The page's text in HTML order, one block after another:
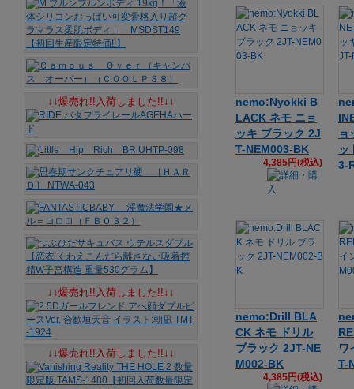
nemo:Nyokki B
LACK ネモ ニョ
ッキ ブラック 2J
T-NEM003-BK
4,385円(税込)
ョ
ッ
3-
nemo:Drill BLA
CK ネモ ドリル
ブラック 2JT-NE
M002-BK
4,385円(税込)
ワ
T-
↓↓爆売れ!!入荷しました!!↓↓
↓↓爆売れ!!入荷しました!!↓↓
↓↓爆売れ!!入荷しました!!↓↓